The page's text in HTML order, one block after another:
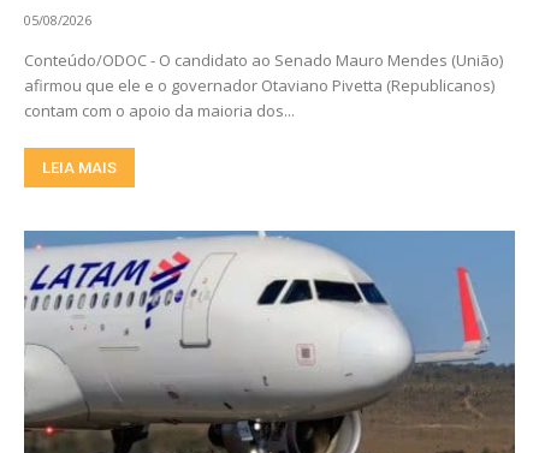
05/08/2026
Conteúdo/ODOC - O candidato ao Senado Mauro Mendes (União)
afirmou que ele e o governador Otaviano Pivetta (Republicanos)
contam com o apoio da maioria dos...
LEIA MAIS